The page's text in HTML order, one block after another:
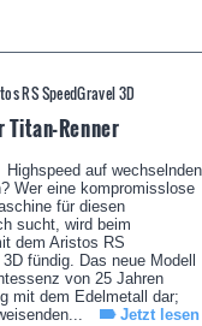
RS SpeedGravel 3D
Renner
Highspeed auf wechselnden
Wer eine kompromisslose
für diesen
sucht, wird beim
dem Aristos RS
fündig. Das neue Modell
von 25 Jahren
mit dem Edelmetall dar;
Jetzt lesen